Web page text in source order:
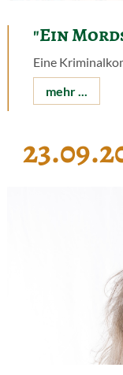
"Ein
Eine
mehr ...